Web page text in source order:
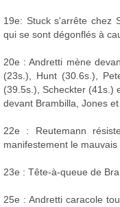
19e: Stuck s'arrête chez
qui se sont dégonflés à
20e : Andretti mène
(23s.), Hunt (30.6s.),
(39.5s.), Scheckter (41s.)
devant Brambilla, Jones
22e : Reutemann
manifestement le
23e : Tête-à-queue de
25e : Andretti caracole